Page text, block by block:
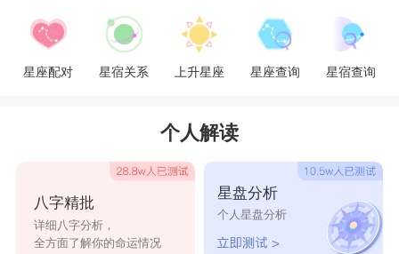
狮子座
爱面子这件事，人尽皆知，他们自己也知
道，但就是改不了，有的时候还会一副傲慢的样
子，作为恋人，看了也会牙痒痒啊，还是建议，对
：事儿妈
处女座，谈恋爱真的是和别人不一样，别人谈恋
爱，想法设法给另一半惊喜，他们不一样，费尽心
星座配对 星宿关系 上升星座 星座查询 星宿查询
个人解读
八字精批
详细八字分析，
全方面了解你的命运情况
星盘分析
个人星盘分析